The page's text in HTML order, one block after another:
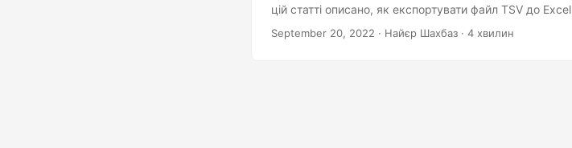
цій статті описано, як експортувати файл TSV до Excel
September 20, 2022 · Найєр Шахбаз · 4 хвилин